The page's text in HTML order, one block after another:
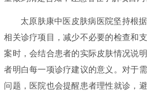
太原肤康中医皮肤病医院坚持根
相关诊疗项目，减少不必要的检查和
案时，会结合患者的实际皮肤情况说
者明白每一项诊疗建议的意义。对于
问题，医院也会提醒患者理性就诊，